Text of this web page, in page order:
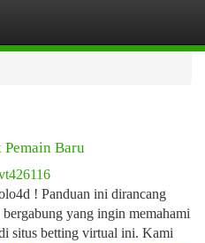
Baru
! Panduan ini dirancang
yang ingin memahami
situs betting virtual ini. Kami